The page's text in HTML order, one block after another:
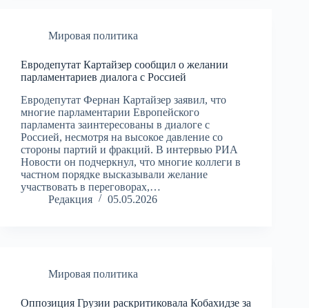
Мировая политика
Евродепутат Картайзер сообщил о желании
парламентариев диалога с Россией
Евродепутат Фернан Картайзер заявил, что
многие парламентарии Европейского
парламента заинтересованы в диалоге с
Россией, несмотря на высокое давление со
стороны партий и фракций. В интервью РИА
Новости он подчеркнул, что многие коллеги в
частном порядке высказывали желание
участвовать в переговорах,…
Редакция
05.05.2026
Мировая политика
Оппозиция Грузии раскритиковала Кобахидзе за